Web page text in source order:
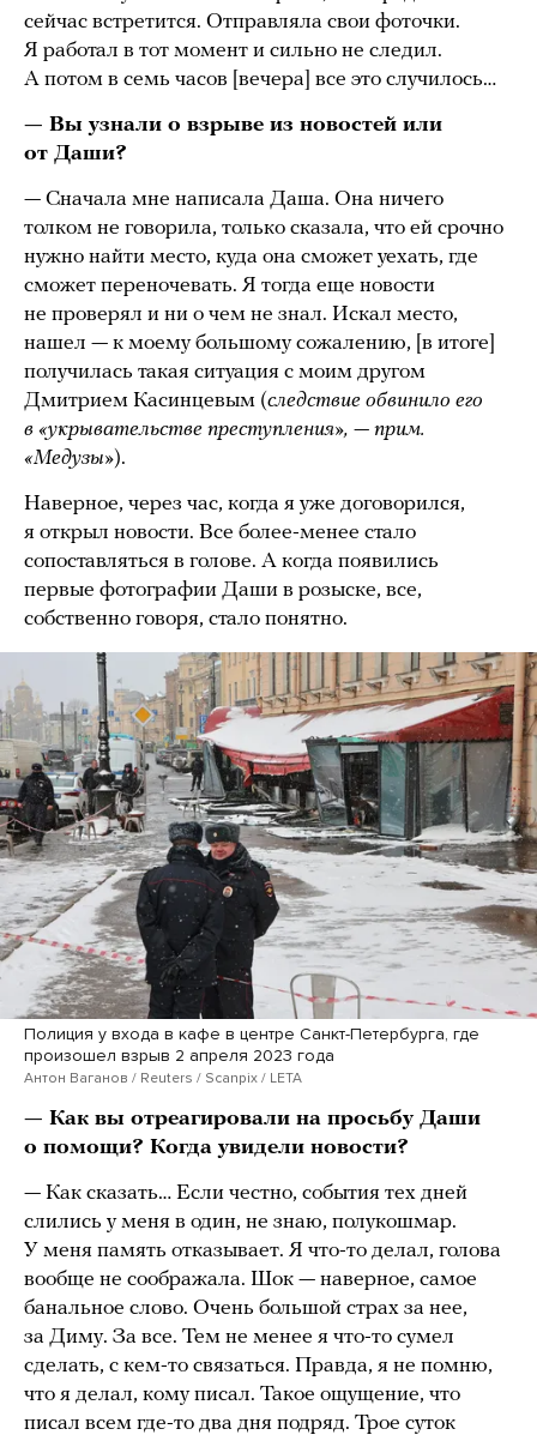
сейчас встретится. Отправляла свои фоточки.
Я работал в тот момент и сильно не следил.
А потом в семь часов [вечера] все это случилось…
— Вы узнали о взрыве из новостей или
от Даши?
— Сначала мне написала Даша. Она ничего
толком не говорила, только сказала, что ей срочно
нужно найти место, куда она сможет уехать, где
сможет переночевать. Я тогда еще новости
не проверял и ни о чем не знал. Искал место,
нашел — к моему большому сожалению, [в итоге]
получилась такая ситуация с моим другом
Дмитрием Касинцевым (следствие обвинило его
в «укрывательстве преступления», — прим.
«Медузы»).
Наверное, через час, когда я уже договорился,
я открыл новости. Все более-менее стало
сопоставляться в голове. А когда появились
первые фотографии Даши в розыске, все,
собственно говоря, стало понятно.
Полиция у входа в кафе в центре Санкт-Петербурга, где
произошел взрыв 2 апреля 2023 года
Антон Ваганов / Reuters / Scanpix / LETA
— Как вы отреагировали на просьбу Даши
о помощи? Когда увидели новости?
— Как сказать… Если честно, события тех дней
слились у меня в один, не знаю, полукошмар.
У меня память отказывает. Я что-то делал, голова
вообще не соображала. Шок — наверное, самое
банальное слово. Очень большой страх за нее,
за Диму. За все. Тем не менее я что-то сумел
сделать, с кем-то связаться. Правда, я не помню,
что я делал, кому писал. Такое ощущение, что
писал всем где-то два дня подряд. Трое суток